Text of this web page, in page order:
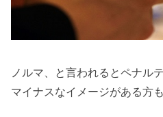
ノルマ、と言われるとペナル
マイナスなイメージがある方